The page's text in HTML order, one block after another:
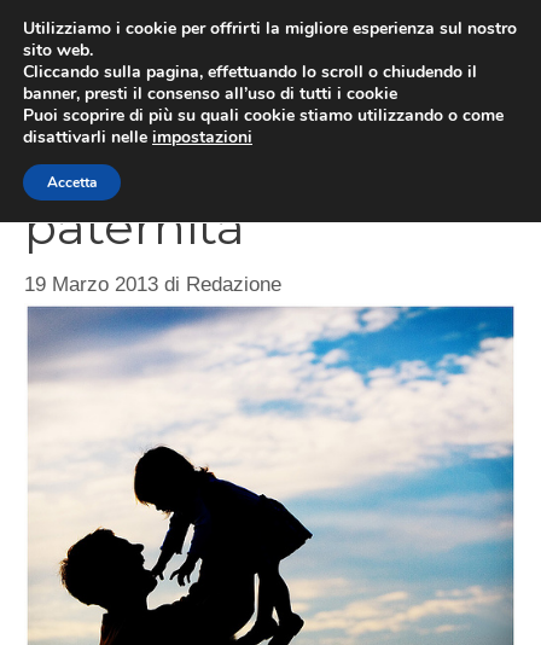
contenuto
Congedo di
paternità
19 Marzo 2013 di Redazione
Utilizziamo i cookie per offrirti la migliore esperienza sul nostro
sito web.
Cliccando sulla pagina, effettuando lo scroll o chiudendo il
banner, presti il consenso all’uso di tutti i cookie
Puoi scoprire di più su quali cookie stiamo utilizzando o come
disattivarli nelle impostazioni
Accetta